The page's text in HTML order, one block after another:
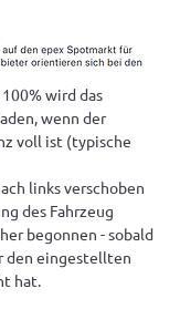
wird das
wenn der
voll ist (typische
links verschoben
des Fahrzeug
begonnen - sobald
den eingestellten
hat.